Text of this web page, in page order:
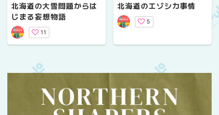
北海道の大雪問題からは
じまる妄想物語
11
北海道のエゾシカ事情
5